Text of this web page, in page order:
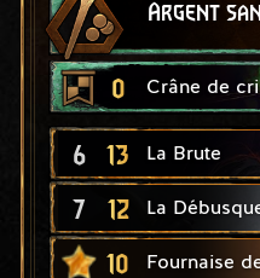
Argent
0 Crâne de
6 13 La Brute
7 12 La
10 Fournaise